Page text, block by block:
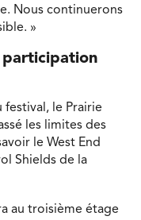
Nous continuerons
»
participation
festival, le Prairie
les limites des
le West End
Shields de la
au troisième étage